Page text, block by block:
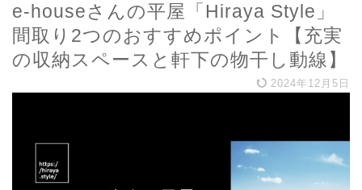
e-houseさんの平屋「Hiraya Style」
間取り2つのおすすめポイント【充実
の収納スペースと軒下の物干し動線】
2024年12月5日